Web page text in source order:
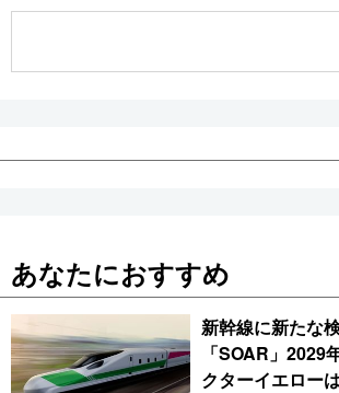
あなたにおすすめ
新幹線に新たな
「SOAR」2029
クターイエロー